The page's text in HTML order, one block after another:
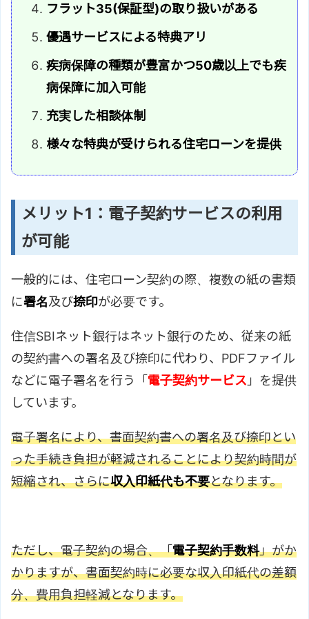
フラット35(保証型)の取り扱いがある
優遇サービスによる特典アリ
疾病保障の種類が豊富かつ50歳以上でも疾
病保障に加入可能
充実した相談体制
様々な特典が受けられる住宅ローンを提供
メリット1：電子契約サービスの利用
が可能
一般的には、住宅ローン契約の際、複数の紙の書類
に署名及び捺印が必要です。
住信SBIネット銀行はネット銀行のため、従来の紙
の契約書への署名及び捺印に代わり、PDFファイル
などに電子署名を行う「 電子契約サービス 」を提供
しています。
電子署名により、書面契約書への署名及び捺印とい
った手続き負担が軽減されることにより契約時間が
短縮され、さらに収入印紙代も不要となります。
ただし、電子契約の場合、「電子契約手数料」がか
かりますが、書面契約時に必要な収入印紙代の差額
分、費用負担軽減となります。